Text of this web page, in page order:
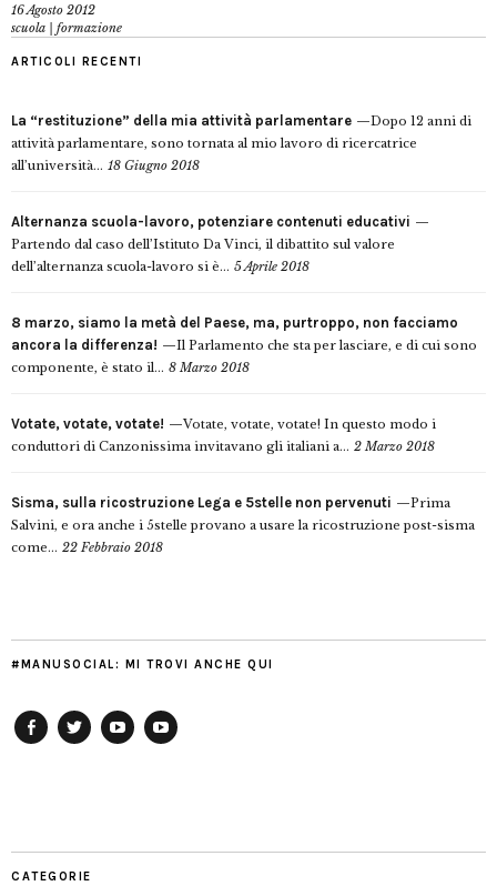
16 Agosto 2012
scuola | formazione
ARTICOLI RECENTI
La “restituzione” della mia attività parlamentare
Dopo 12 anni di
attività parlamentare, sono tornata al mio lavoro di ricercatrice
all’università... 18 Giugno 2018
Alternanza scuola-lavoro, potenziare contenuti educativi
Partendo dal caso dell’Istituto Da Vinci, il dibattito sul valore
dell’alternanza scuola-lavoro si è... 5 Aprile 2018
8 marzo, siamo la metà del Paese, ma, purtroppo, non facciamo
ancora la differenza!
Il Parlamento che sta per lasciare, e di cui sono
componente, è stato il... 8 Marzo 2018
Votate, votate, votate!
Votate, votate, votate! In questo modo i
conduttori di Canzonissima invitavano gli italiani a... 2 Marzo 2018
Sisma, sulla ricostruzione Lega e 5stelle non pervenuti
Prima
Salvini, e ora anche i 5stelle provano a usare la ricostruzione post-sisma
come... 22 Febbraio 2018
#MANUSOCIAL: MI TROVI ANCHE QUI
CATEGORIE